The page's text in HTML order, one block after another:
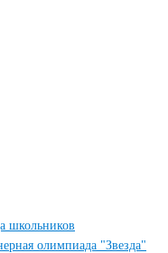
школьников
олимпиада "Звезда"